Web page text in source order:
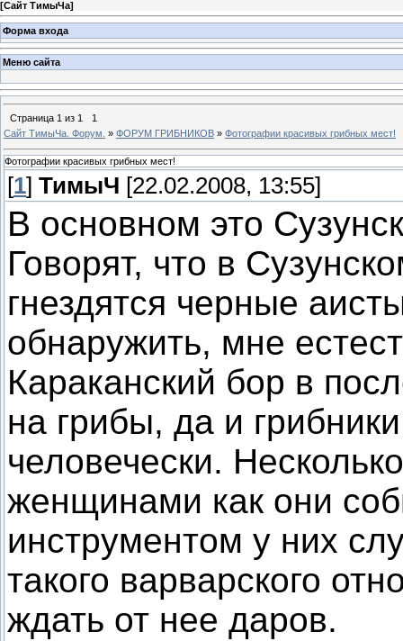
[Сайт ТимыЧа]
Форма входа
Меню сайта
Страница 1 из 1
1
Сайт ТимыЧа. Форум. » ФОРУМ ГРИБНИКОВ » Фотографии красивых грибных мест!
Фотографии красивых грибных мест!
[1] ТимыЧ [22.02.2008, 13:55]
В основном это
Говорят, что в
гнездятся черные
обнаружить, мне
Караканский бор в
на грибы, да и
человечески.
женщинами как они
инструментом у них
такого варварского
ждать от нее даров.